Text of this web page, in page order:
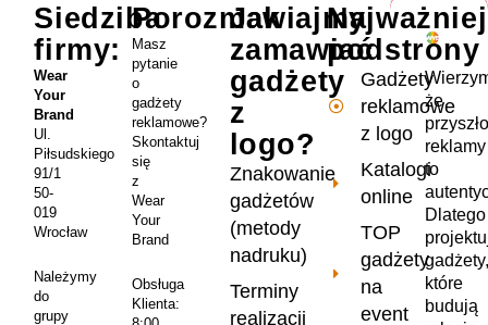
że
reklamy
to
Dlatego
gadżety,
które
budują
podstrony
Gadżety
reklamowe
z logo
Katalogi
online
TOP
gadżety
na
event
Jak
zamawiać
gadżety
z
logo?
Znakowanie
gadżetów
(metody
nadruku)
Terminy
realizacji
Porozmawiajmy
Masz
pytanie
o
gadżety
reklamowe?
Skontaktuj
się
z
Wear
Your
Brand
Obsługa
Klienta:
Siedziba
firmy:
Wear
Your
Brand
Ul.
Piłsudskiego
91/1
50-
019
Wrocław
Należymy
do
grupy